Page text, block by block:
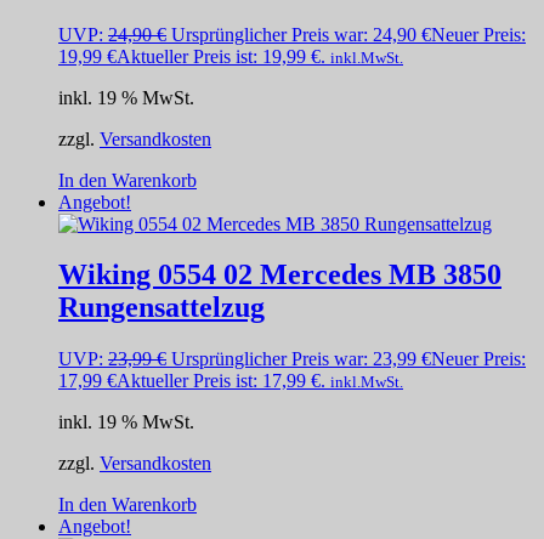
UVP: 24,90€ Ursprünglicher Preis war: 24,90 €Neuer Preis:
19,99 €Aktueller Preis ist: 19,99 €. inkl.MwSt.
inkl. 19 % MwSt.
zzgl. Versandkosten
In den Warenkorb
Angebot!
Wiking 0554 02 Mercedes MB 3850
Rungensattelzug
UVP: 23,99€ Ursprünglicher Preis war: 23,99 €Neuer Preis:
17,99 €Aktueller Preis ist: 17,99 €. inkl.MwSt.
inkl. 19 % MwSt.
zzgl. Versandkosten
In den Warenkorb
Angebot!